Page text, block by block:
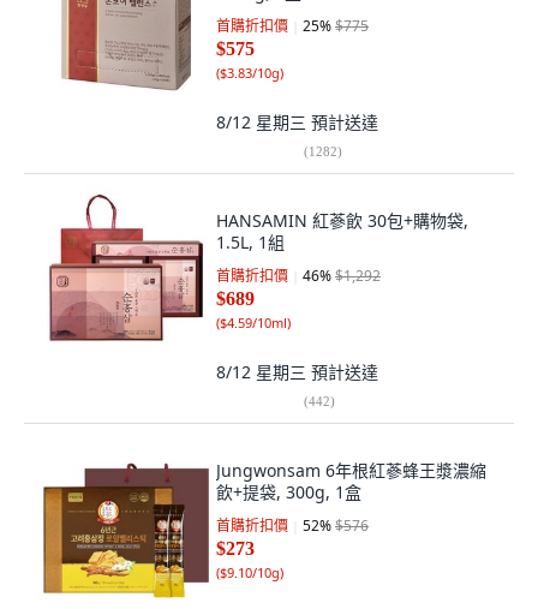
首購折扣價 25%$775
$575
($3.83/10g)
8/12 星期三 預計送達
(1282)
HANSAMIN 紅蔘飲 30包+購物袋,
1.5L, 1組
首購折扣價 46%$1,292
$689
($4.59/10ml)
8/12 星期三 預計送達
(442)
Jungwonsam 6年根紅蔘蜂王漿濃縮
飲+提袋, 300g, 1盒
首購折扣價 52%$576
$273
($9.10/10g)